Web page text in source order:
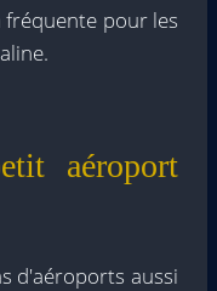
pour les
aéroport
d'aéroports aussi